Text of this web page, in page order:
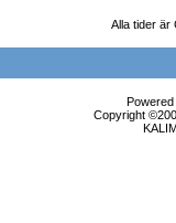
Alla tider är
Copyright